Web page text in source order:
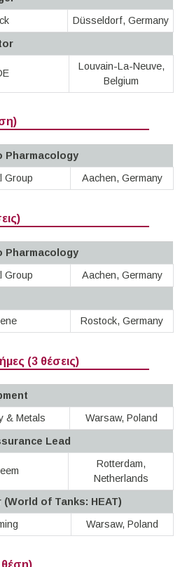
Düsseldorf, Germany
Louvain-La-Neuve,
Belgium
Pharmacology
Group
Aachen, Germany
Pharmacology
Group
Aachen, Germany
Rostock, Germany
(3 θέσεις)
& Metals
Warsaw, Poland
Lead
Rotterdam,
Netherlands
of Tanks: HEAT)
Warsaw, Poland
θέση)